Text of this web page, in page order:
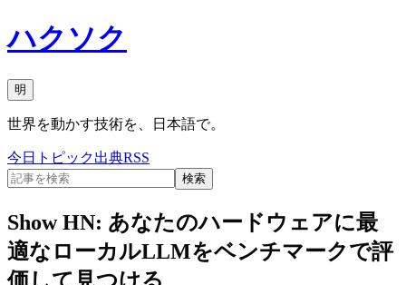
ハクソク
明
世界を動かす技術を、日本語で。
今日 トピック出典RSS
検索
Show HN: あなたのハードウェアに最
適なローカルLLMをベンチマークで評
価して見つける